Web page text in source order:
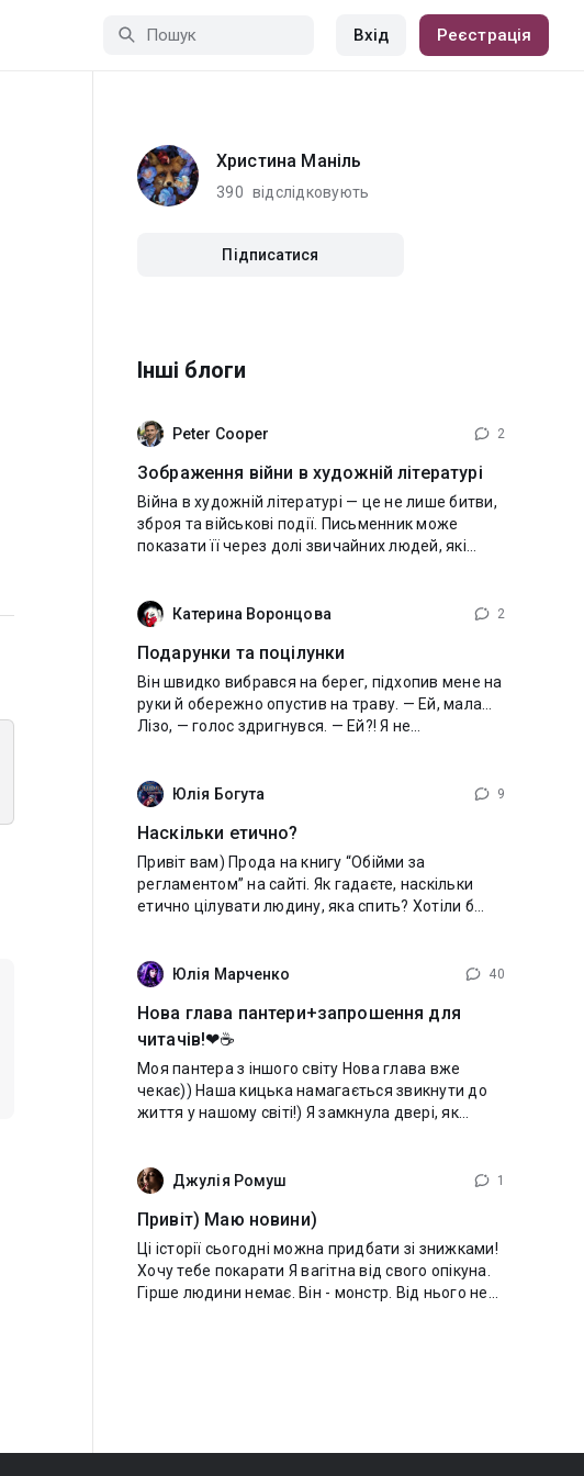
Вхід Реєстрація
Христина Маніль
390 відслідковують
Підписатися
Інші блоги
Peter Cooper 2
Зображення війни в художній літературі
Війна в художній літературі — це не лише битви,
зброя та військові події. Письменник може
показати її через долі звичайних людей, які
Катерина Воронцова
2
Подарунки та поцілунки
Він швидко вибрався на берег, підхопив мене на
руки й обережно опустив на траву. — Ей, мала…
Лізо, — голос здригнувся. — Ей?! Я не
Юлія Богута
9
Наскільки етично?
Привіт вам) Прода на книгу “Обійми за
регламентом” на сайті. Як гадаєте, наскільки
етично цілувати людину, яка спить? Хотіли б
Юлія Марченко
40
Нова глава пантери+запрошення для
читачів!❤☕
Моя пантера з іншого світу Нова глава вже
чекає)) Наша кицька намагається звикнути до
життя у нашому світі!) ​Я замкнула двері, як
Джулія Ромуш
1
Привіт) Маю новини)
Ці історії сьогодні можна придбати зі знижками!
Хочу тебе покарати Я вагітна від свого опікуна.
Гірше людини немає. Він - монстр. Від нього не